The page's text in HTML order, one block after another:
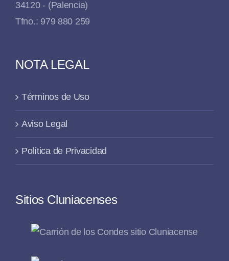
34120 - (Palencia)
Tfno.: 979 880 259
NOTA LEGAL
Términos de Uso
Aviso Legal
Política de Privacidad
Sitios Cluniacenses